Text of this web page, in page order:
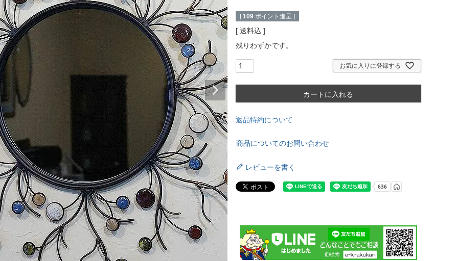
[ 109 ポイント進呈 ]
送料込
残りわずかです。
お気に入りに登録する
カートに入れる
返品特約について
商品についてのお問い合わせ
レビューを書く